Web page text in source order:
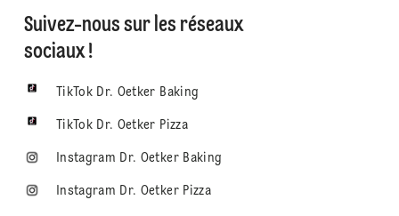
Suivez-nous sur les réseaux
sociaux !
TikTok Dr. Oetker Baking
TikTok Dr. Oetker Pizza
Instagram Dr. Oetker Baking
Instagram Dr. Oetker Pizza